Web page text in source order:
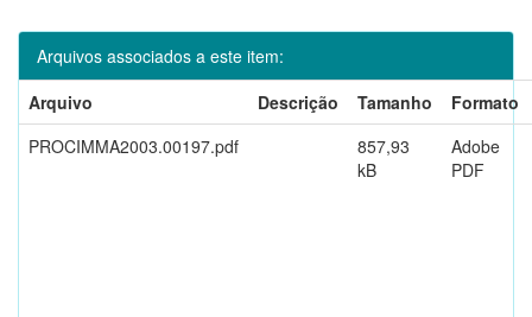
Arquivos associados a este item:
Arquivo
Descrição Tamanho
Formato
PROCIMMA2003.00197.pdf
857,93
kB
Adobe
PDF